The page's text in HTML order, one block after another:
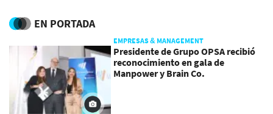
EN PORTADA
EMPRESAS & MANAGEMENT
Presidente de Grupo OPSA recibió
reconocimiento en gala de
Manpower y Brain Co.